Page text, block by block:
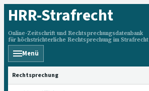
HRR-Strafrecht
Online-Zeitschrift und Rechtsprechungsdatenbank
für höchstrichterliche Rechtsprechung im Strafrecht
Menü
HRRS durchsuchen